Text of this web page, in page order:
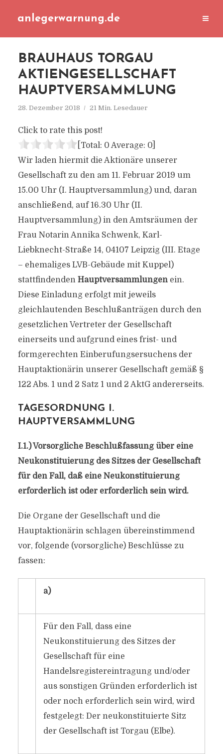
anlegerwarnung.de
BRAUHAUS TORGAU
AKTIENGESELLSCHAFT
HAUPTVERSAMMLUNG
28. Dezember 2018 21 Min. Lesedauer
Click to rate this post!
[Total: 0 Average: 0]
Wir laden hiermit die Aktionäre unserer
Gesellschaft zu den am 11. Februar 2019 um
15.00 Uhr (I. Hauptversammlung) und, daran
anschließend, auf 16.30 Uhr (II.
Hauptversammlung) in den Amtsräumen der
Frau Notarin Annika Schwenk, Karl-
Liebknecht-Straße 14, 04107 Leipzig (III. Etage
– ehemaliges LVB-Gebäude mit Kuppel)
stattfindenden Hauptversammlungenein.
Diese Einladung erfolgt mit jeweils
gleichlautenden Beschlußanträgen durch den
gesetzlichen Vertreter der Gesellschaft
einerseits und aufgrund eines frist- und
formgerechten Einberufungsersuchens der
Hauptaktionärin unserer Gesellschaft gemäß §
122 Abs. 1 und 2 Satz 1 und 2 AktG andererseits.
TAGESORDNUNG I.
HAUPTVERSAMMLUNG
I.1.) Vorsorgliche Beschlußfassung über eine
Neukonstituierung des Sitzes der Gesellschaft
für den Fall, daß eine Neukonstituierung
erforderlich ist oder erforderlich sein wird.
Die Organe der Gesellschaft und die
Hauptaktionärin schlagen übereinstimmend
vor, folgende (vorsorgliche) Beschlüsse zu
fassen:
a)
Für den Fall, dass eine
Neukonstituierung des Sitzes der
Gesellschaft für eine
Handelsregistereintragung und/oder
aus sonstigen Gründen erforderlich ist
oder noch erforderlich sein wird, wird
festgelegt: Der neukonstituierte Sitz
der Gesellschaft ist Torgau (Elbe).